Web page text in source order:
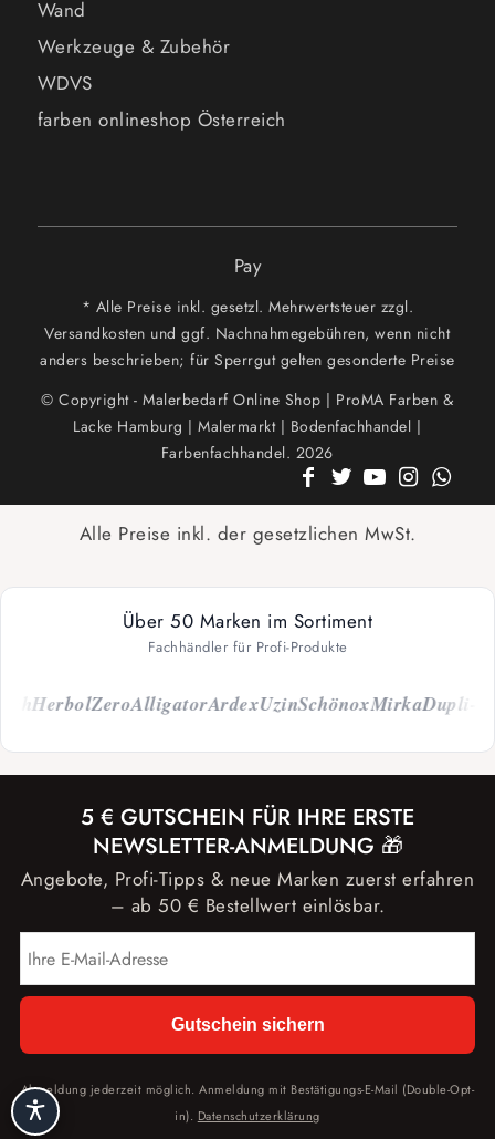
Wand
Werkzeuge & Zubehör
WDVS
farben onlineshop Österreich
Pay
* Alle Preise inkl. gesetzl. Mehrwertsteuer zzgl.
Versandkosten und ggf. Nachnahmegebühren, wenn nicht
anders beschrieben; für Sperrgut gelten gesonderte Preise
© Copyright - Malerbedarf Online Shop | ProMA Farben &
Lacke Hamburg | Malermarkt | Bodenfachhandel |
Farbenfachhandel. 2026
Alle Preise inkl. der gesetzlichen MwSt.
Über 50 Marken im Sortiment
Fachhändler für Profi-Produkte
HerbolZeroAlligatorArdexUzinSchönoxMirkaDupli-
5 € GUTSCHEIN FÜR IHRE ERSTE
NEWSLETTER-ANMELDUNG 🎁
Angebote, Profi-Tipps & neue Marken zuerst erfahren
– ab 50 € Bestellwert einlösbar.
Gutschein sichern
Abmeldung jederzeit möglich. Anmeldung mit Bestätigungs-E-Mail (Double-Opt-
in). Datenschutzerklärung